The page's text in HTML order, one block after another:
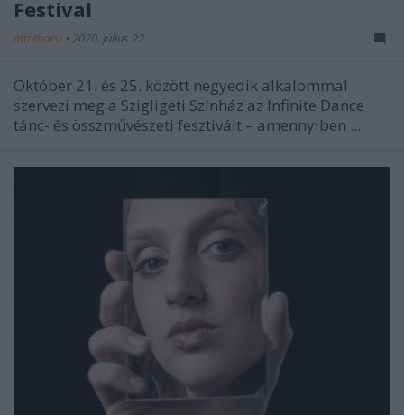
Festival
mtothorsi • 2020. július 22.
Október 21. és 25. között negyedik alkalommal
szervezi meg a Szigligeti Színház az Infinite Dance
tánc- és összművészeti fesztivált – amennyiben ...